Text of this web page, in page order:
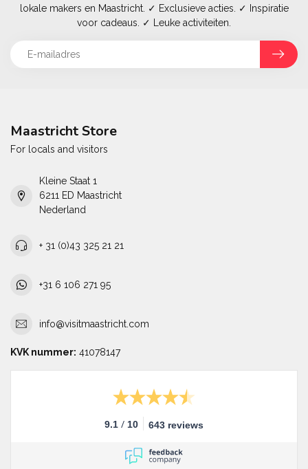
lokale makers en Maastricht. ✓ Exclusieve acties. ✓ Inspiratie
voor cadeaus. ✓ Leuke activiteiten.
Maastricht Store
For locals and visitors
Kleine Staat 1
6211 ED Maastricht
Nederland
+ 31 (0)43 325 21 21
+31 6 106 271 95
info@visitmaastricht.com
KVK nummer: 41078147
9.1 / 10 643 reviews